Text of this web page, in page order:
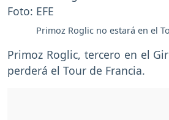
Primoz Roglic no estará en el
Primoz Roglic, tercero en el
perderá el Tour de Francia.